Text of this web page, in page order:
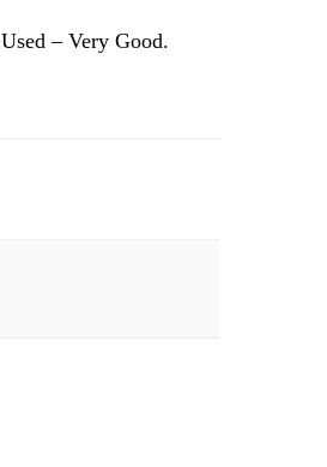
Used – Very Good.